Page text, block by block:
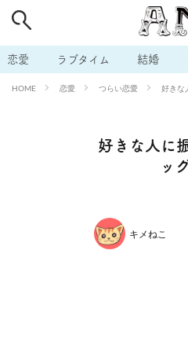
恋愛 ラブタイム 結婚
HOME 恋愛 つらい恋愛 好きな
好きな人に
ッ
キメねこ
# 男の本音
# 出会う方法 # マッチング